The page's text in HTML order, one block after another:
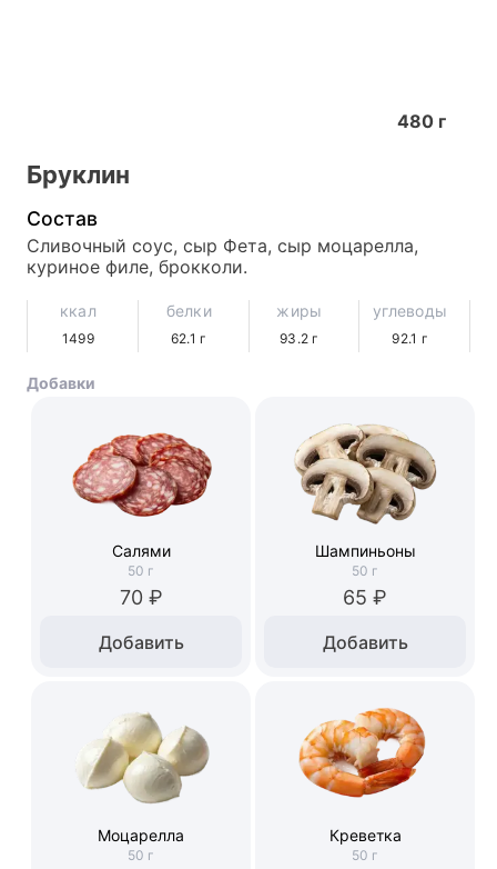
480 г
Бруклин
Состав
Сливочный соус, сыр Фета, сыр моцарелла,
куриное филе, брокколи.
ккал
1499
белки
62.1 г
жиры
93.2 г
углеводы
92.1 г
Добавки
Салями
50 г
70 ₽
Добавить
Шампиньоны
50 г
65 ₽
Добавить
Моцарелла
50 г
Креветка
50 г